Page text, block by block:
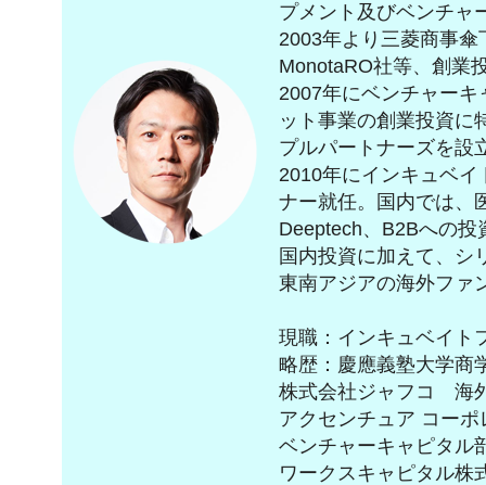
プメント及びベンチャ
2003年より三菱商事
MonotaRO社等、創業
2007年にベンチャー
ット事業の創業投資に
プルパートナーズを設
2010年にインキュベ
ナー就任。国内では、
Deeptech、B2Bへの投
国内投資に加えて、シ
東南アジアの海外ファ
現職：インキュベイト
略歴：慶應義塾大学
株式会社ジャフコ 海
アクセンチュア コー
ベンチャーキャピタル
ワークスキャピタル株